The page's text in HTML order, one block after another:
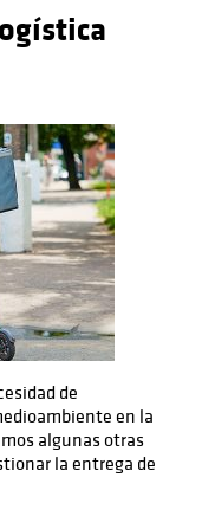
de
en la
algunas otras
la entrega de